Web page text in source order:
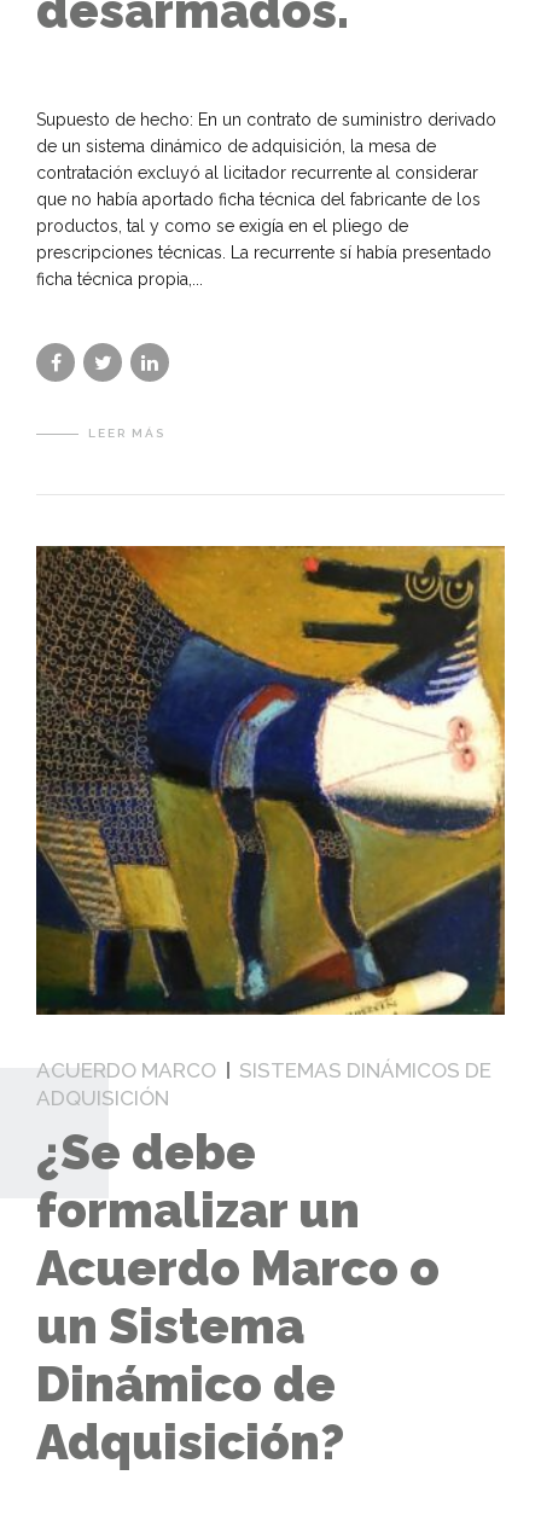
Supuesto de hecho: En un contrato de suministro derivado
de un sistema dinámico de adquisición, la mesa de
contratación excluyó al licitador recurrente al considerar
que no había aportado ficha técnica del fabricante de los
productos, tal y como se exigía en el pliego de
prescripciones técnicas. La recurrente sí había presentado
ficha técnica propia,...
LEER MÁS
ACUERDO MARCO
SISTEMAS DINÁMICOS DE
ADQUISICIÓN
¿Se debe
formalizar un
Acuerdo Marco o
un Sistema
Dinámico de
Adquisición?